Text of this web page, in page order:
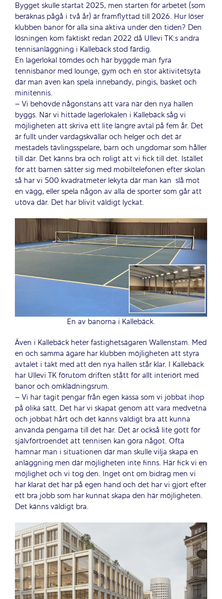
Bygget skulle startat 2025, men starten för arbetet (som
beräknas pågå i två år) är framflyttad till 2026. Hur löser
klubben banor för alla sina aktiva under den tiden? Den
lösningen kom faktiskt redan 2022 då Ullevi TK:s andra
tennisanläggning i Kallebäck stod färdig.
En lagerlokal tömdes och här byggde man fyra
tennisbanor med lounge, gym och en stor aktivitetsyta
där man även kan spela innebandy, pingis, basket och
minitennis.
– Vi behövde någonstans att vara när den nya hallen
byggs. När vi hittade lagerlokalen i Kallebäck såg vi
möjligheten att skriva ett lite längre avtal på fem år. Det
är fullt under vardagskvällar och helger och det är
mestadels tävlingsspelare, barn och ungdomar som håller
till där. Det känns bra och roligt att vi fick till det. Istället
för att barnen sätter sig med mobiltelefonen efter skolan
så har vi 500 kvadratmeter lekyta där man kan slå mot
en vägg, eller spela någon av alla de sporter som går att
utöva där. Det har blivit väldigt lyckat.
En av banorna i Kallebäck.
Även i Kallebäck heter fastighetsägaren Wallenstam. Med
en och samma ägare har klubben möjligheten att styra
avtalet i takt med att den nya hallen står klar. I Kallebäck
har Ullevi TK förutom driften stått för allt interiört med
banor och omklädningsrum.
– Vi har tagit pengar från egen kassa som vi jobbat ihop
på olika sätt. Det har vi skapat genom att vara medvetna
och jobbat hårt och det känns väldigt bra att kunna
använda pengarna till det här. Det är också lite gott för
självförtroendet att tennisen kan göra något. Ofta
hamnar man i situationen där man skulle vilja skapa en
anläggning men där möjligheten inte finns. Här fick vi en
möjlighet och vi tog den. Inget ont om bidrag men vi
har klarat det här på egen hand och det har vi gjort efter
ett bra jobb som har kunnat skapa den här möjligheten.
Det känns väldigt bra.